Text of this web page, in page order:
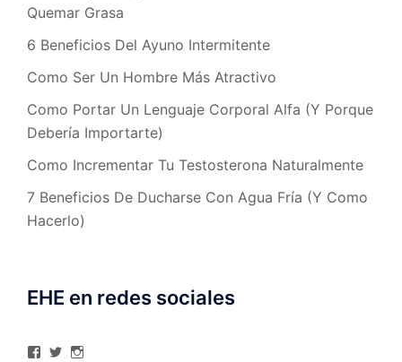
Quemar Grasa
6 Beneficios Del Ayuno Intermitente
Como Ser Un Hombre Más Atractivo
Como Portar Un Lenguaje Corporal Alfa (Y Porque
Debería Importarte)
Como Incrementar Tu Testosterona Naturalmente
7 Beneficios De Ducharse Con Agua Fría (Y Como
Hacerlo)
EHE en redes sociales
Ver
Ver